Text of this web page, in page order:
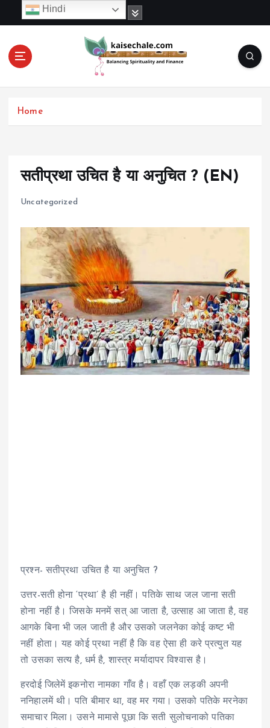
c
Home
सतीप्रथा उचित है या अनुचित ? (EN)
Uncategorized
प्रश्न- सतीप्रथा उचित है या अनुचित ?
उत्तर-सती होना ‘प्रथा’ है ही नहीं। पतिके साथ जल जाना सती
होना नहीं है। जिसके मनमें सत् आ जाता है, उत्साह आ जाता है, वह
आगके बिना भी जल जाती है और उसको जलनेका कोई कष्ट भी
नहीं होता। यह कोई प्रथा नहीं है कि वह ऐसा ही करे प्रत्युत यह
तो उसका सत्य है, धर्म है, शास्त्र मर्यादापर विश्वास है।
हरदोई जिलेमें इकनोरा नामका गाँव है। वहाँ एक लड़की अपनी
ननिहालमें थी। पति बीमार था, वह मर गया। उसको पतिके मरनेका
समाचार मिला। उसने मामासे पूछा कि सती सुलोचनाको पतिका
Hindi